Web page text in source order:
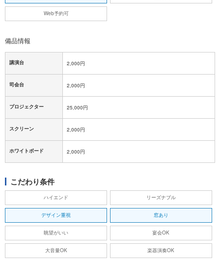
Web予約可
備品情報
講演台 2,000円
司会台 2,000円
プロジェクター 25,000円
スクリーン 2,000円
ホワイトボード 2,000円
こだわり条件
ハイエンド リーズナブル
デザイン重視 窓あり
眺望がいい 宴会OK
大音量OK 楽器演奏OK